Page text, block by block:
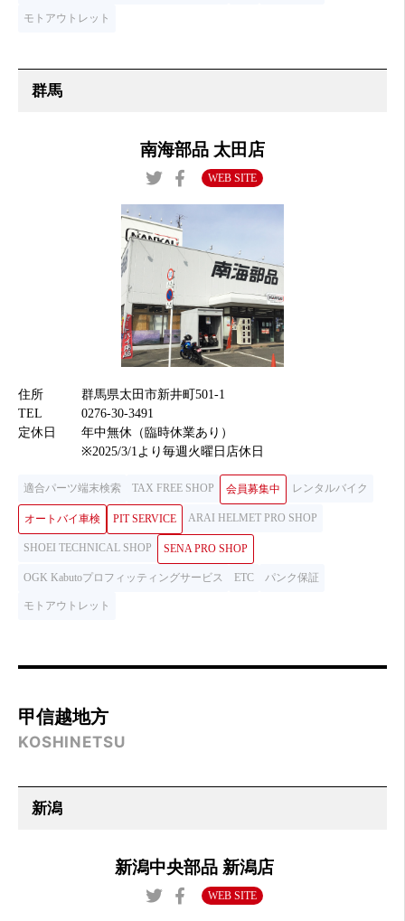
モトアウトレット
南海部品 太田店
WEB SITE
住所
群馬県太田市新井町501-1
TEL
0276-30-3491
定休日
年中無休（臨時休業あり）
※2025/3/1より毎週火曜日店休日
適合パーツ端末検索 TAX FREE SHOP 会員募集中 レンタルバイク
オートバイ車検 PIT SERVICE ARAI HELMET PRO SHOP
SHOEI TECHNICAL SHOP SENA PRO SHOP
OGK Kabutoプロフィッティングサービス ETC パンク保証
モトアウトレット
甲信越地方
KOSHINETSU
新潟中央部品 新潟店
WEB SITE